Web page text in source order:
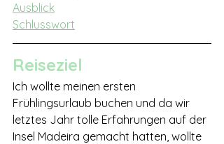
Ausblick
Schlusswort
Reiseziel
Ich wollte meinen ersten
Frühlingsurlaub buchen und da wir
letztes Jahr tolle Erfahrungen auf der
Insel Madeira gemacht hatten, wollte